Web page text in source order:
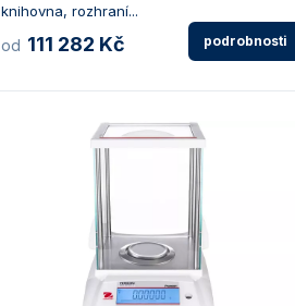
knihovna, rozhraní...
od 111 282 Kč podrobnosti